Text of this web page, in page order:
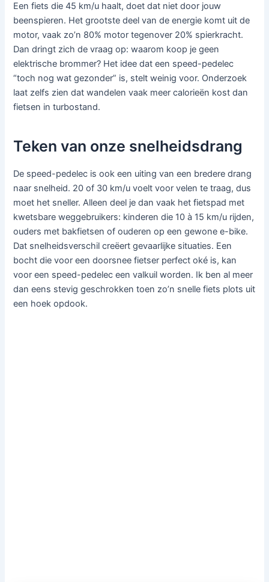
Een fiets die 45 km/u haalt, doet dat niet door jouw
beenspieren. Het grootste deel van de energie komt uit de
motor, vaak zo’n 80% motor tegenover 20% spierkracht.
Dan dringt zich de vraag op: waarom koop je geen
elektrische brommer? Het idee dat een speed-pedelec
“toch nog wat gezonder” is, stelt weinig voor. Onderzoek
laat zelfs zien dat wandelen vaak meer calorieën kost dan
fietsen in turbostand.
Teken van onze snelheidsdrang
De speed-pedelec is ook een uiting van een bredere drang
naar snelheid. 20 of 30 km/u voelt voor velen te traag, dus
moet het sneller. Alleen deel je dan vaak het fietspad met
kwetsbare weggebruikers: kinderen die 10 à 15 km/u rijden,
ouders met bakfietsen of ouderen op een gewone e-bike.
Dat snelheidsverschil creëert gevaarlijke situaties. Een
bocht die voor een doorsnee fietser perfect oké is, kan
voor een speed-pedelec een valkuil worden. Ik ben al meer
dan eens stevig geschrokken toen zo’n snelle fiets plots uit
een hoek opdook.